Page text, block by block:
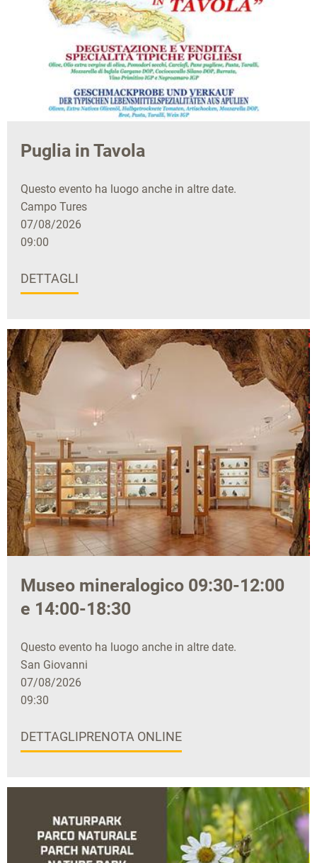
Puglia in Tavola
Questo evento ha luogo anche in altre date.
Campo Tures
07/08/2026
09:00
DETTAGLI
Museo mineralogico 09:30-12:00
e 14:00-18:30
Questo evento ha luogo anche in altre date.
San Giovanni
07/08/2026
09:30
DETTAGLIPRENOTA ONLINE